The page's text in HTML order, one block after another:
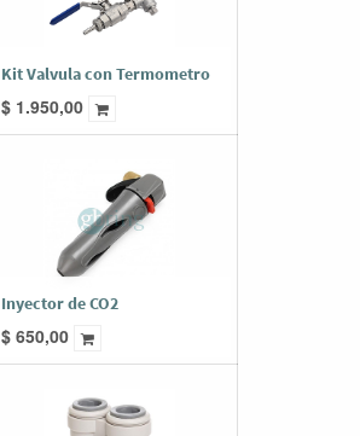
Kit Valvula con Termometro
$ 1.950,00
Inyector de CO2
$ 650,00